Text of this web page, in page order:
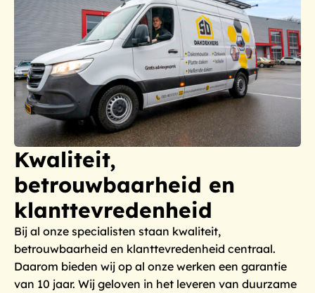
Kwaliteit,
betrouwbaarheid en
klanttevredenheid
Bij al onze specialisten staan kwaliteit,
betrouwbaarheid en klanttevredenheid centraal.
Daarom bieden wij op al onze werken een garantie
van 10 jaar. Wij geloven in het leveren van duurzame